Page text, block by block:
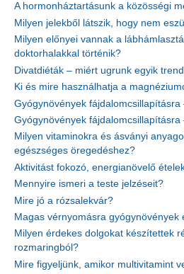
A hormonháztartásunk a közösségi
Milyen jelekből látszik, hogy nem
Milyen előnyei vannak a
doktorhalakkal történik?
Divatdiéták – miért ugrunk egyik
Ki és mire használhatja a
Gyógynövények fájdalomcsillapításra
Gyógynövények fájdalomcsillapításra
Milyen vitaminokra és ásványi
egészséges öregedéshez?
Aktivitást fokozó, energianövelő
Mennyire ismeri a teste jelzéseit?
Mire jó a rózsalekvár?
Magas vérnyomásra gyógynövények
Milyen érdekes dolgokat készítettek
rozmaringból?
Mire figyeljünk, amikor multivitamint